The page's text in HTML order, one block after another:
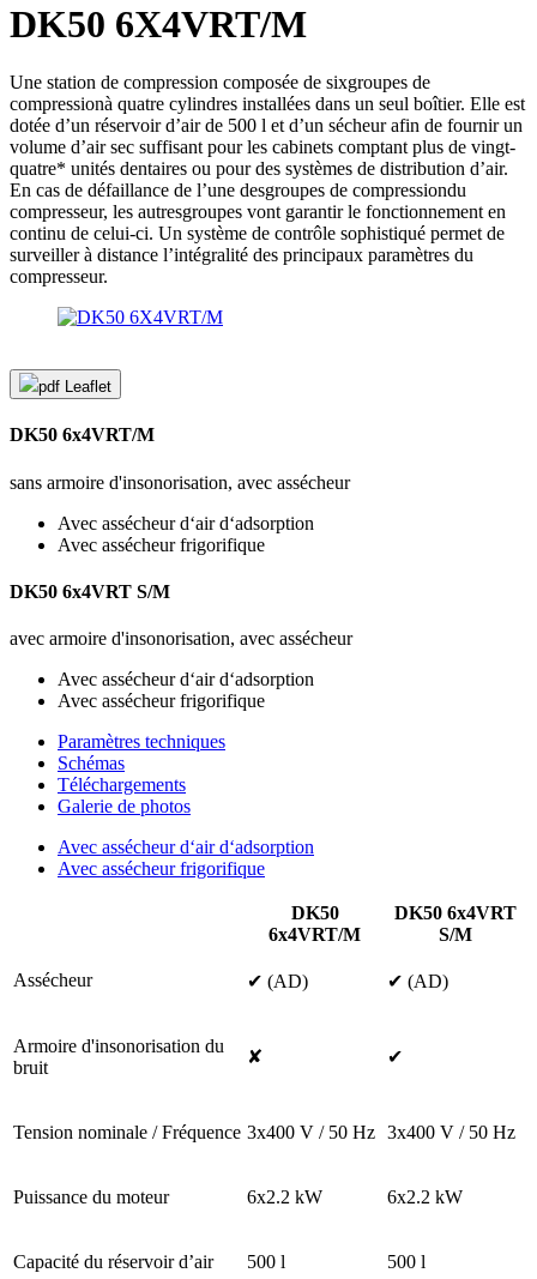
DK50 6X4VRT/M
Une station de compression composée de sixgroupes de
compressionà quatre cylindres installées dans un seul boîtier. Elle est
dotée d’un réservoir d’air de 500 l et d’un sécheur afin de fournir un
volume d’air sec suffisant pour les cabinets comptant plus de vingt-
quatre* unités dentaires ou pour des systèmes de distribution d’air.
En cas de défaillance de l’une desgroupes de compressiondu
compresseur, les autresgroupes vont garantir le fonctionnement en
continu de celui-ci. Un système de contrôle sophistiqué permet de
surveiller à distance l’intégralité des principaux paramètres du
compresseur.
pdf Leaflet
DK50 6x4VRT/M
sans armoire d'insonorisation, avec assécheur
Avec assécheur d‘air d‘adsorption
Avec assécheur frigorifique
DK50 6x4VRT S/M
avec armoire d'insonorisation, avec assécheur
Avec assécheur d‘air d‘adsorption
Avec assécheur frigorifique
Paramètres techniques
Schémas
Téléchargements
Galerie de photos
Avec assécheur d‘air d‘adsorption
Avec assécheur frigorifique
DK50
6x4VRT/M
DK50 6x4VRT
S/M
Assécheur ✔ (AD) ✔ (AD)
Armoire d'insonorisation du
bruit
✘ ✔
Tension nominale / Fréquence 3x400 V / 50 Hz 3x400 V / 50 Hz
Puissance du moteur 6x2.2 kW 6x2.2 kW
Capacité du réservoir d’air 500 l 500 l